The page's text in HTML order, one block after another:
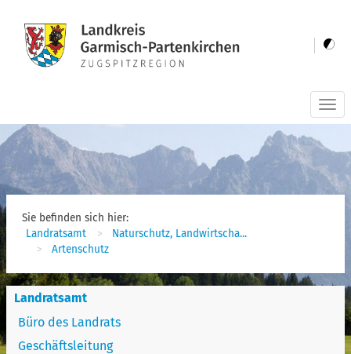
Sie befinden sich hier:
Landratsamt
Naturschutz, Landwirtscha...
Artenschutz
Landratsamt
Büro des Landrats
Geschäftsleitung